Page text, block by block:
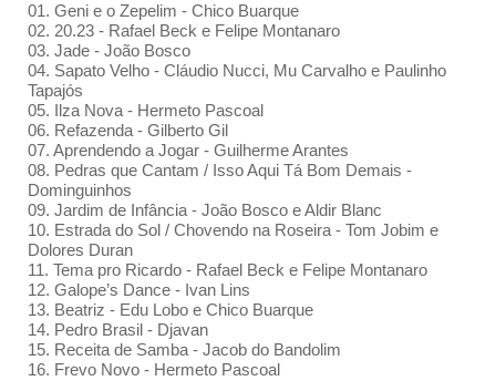
01. Geni e o Zepelim - Chico Buarque
02. 20.23 - Rafael Beck e Felipe Montanaro
03. Jade - João Bosco
04. Sapato Velho - Cláudio Nucci, Mu Carvalho e Paulinho
Tapajós
05. Ilza Nova - Hermeto Pascoal
06. Refazenda - Gilberto Gil
07. Aprendendo a Jogar - Guilherme Arantes
08. Pedras que Cantam / Isso Aqui Tá Bom Demais -
Dominguinhos
09. Jardim de Infância - João Bosco e Aldir Blanc
10. Estrada do Sol / Chovendo na Roseira - Tom Jobim e
Dolores Duran
11. Tema pro Ricardo - Rafael Beck e Felipe Montanaro
12. Galope’s Dance - Ivan Lins
13. Beatriz - Edu Lobo e Chico Buarque
14. Pedro Brasil - Djavan
15. Receita de Samba - Jacob do Bandolim
16. Frevo Novo - Hermeto Pascoal